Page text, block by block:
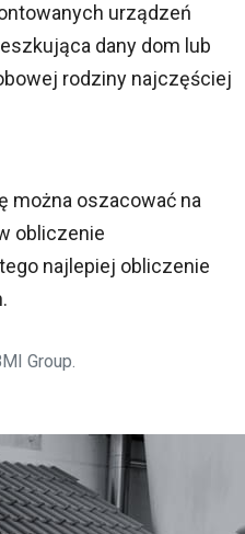
urządzeń
dany dom lub
rodziny najczęściej
można oszacować na
obliczenie
najlepiej obliczenie
Group.